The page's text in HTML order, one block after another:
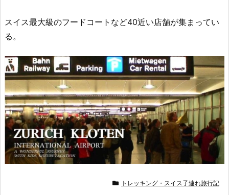
スイス最大級のフードコートなど40近い店舗が集まってい
る。
トレッキング・スイス子連れ旅行記